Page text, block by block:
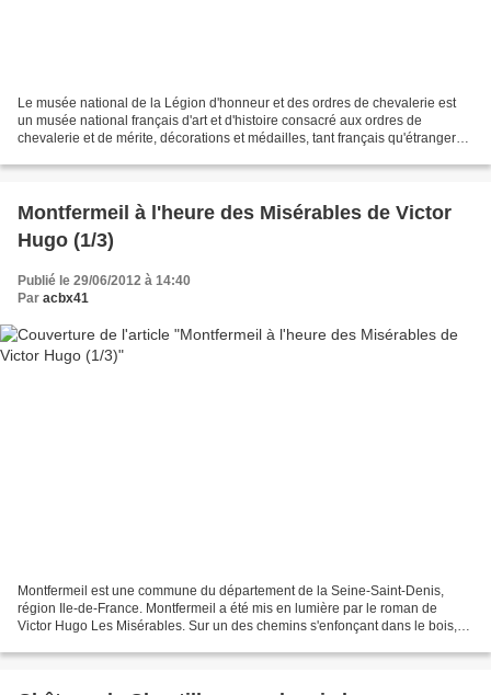
Le musée national de la Légion d'honneur et des ordres de chevalerie est
un musée national français d'art et d'histoire consacré aux ordres de
chevalerie et de mérite, décorations et médailles, tant français qu'étrangers.
Montfermeil à l'heure des Misérables de Victor
Hugo (1/3)
Publié le 29/06/2012 à 14:40
Par acbx41
Montfermeil est une commune du département de la Seine-Saint-Denis,
région Ile-de-France. Montfermeil a été mis en lumière par le roman de
Victor Hugo Les Misérables. Sur un des chemins s'enfonçant dans le bois,